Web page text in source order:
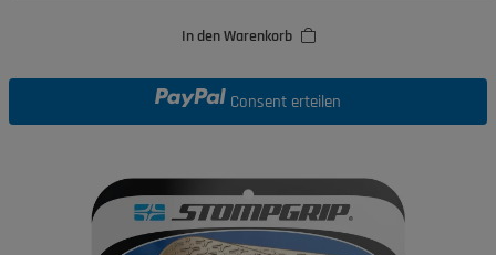
In den Warenkorb
Consent erteilen